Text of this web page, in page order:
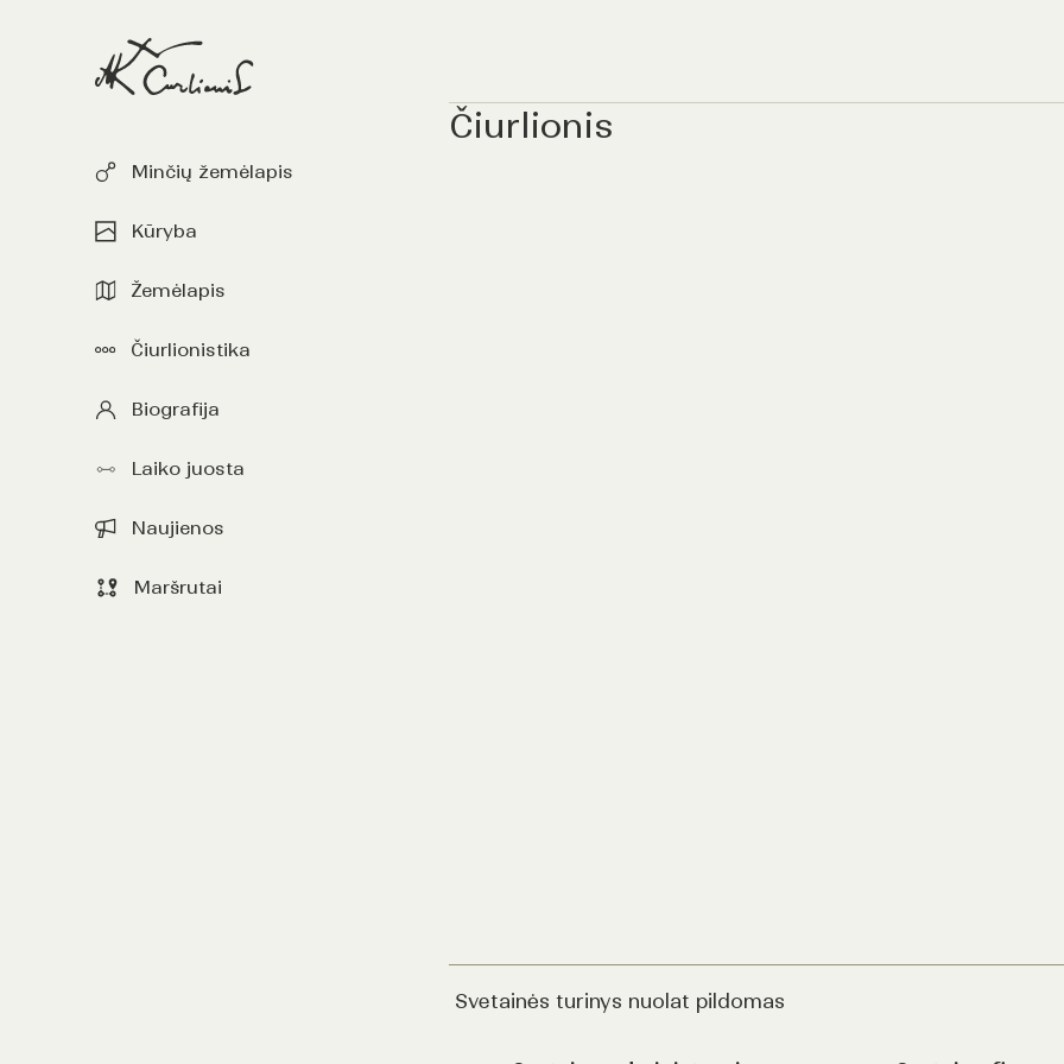
Minčių žemėlapis
Kūryba
Žemėlapis
Čiurlionistika
Biografija
Laiko juosta
Naujienos
Maršrutai
Čiurlionis
Svetainės turinys nuolat pildomas